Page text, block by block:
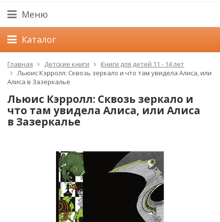
Меню
Каталог
Главная Детские книги
Книги для детей 11 - 14 лет
Льюис Кэрролл: Сквозь зеркало и что там увидела Алиса, или
Алиса в Зазеркалье
Льюис Кэрролл: Сквозь зеркало и
что там увидела Алиса, или Алиса
в Зазеркалье